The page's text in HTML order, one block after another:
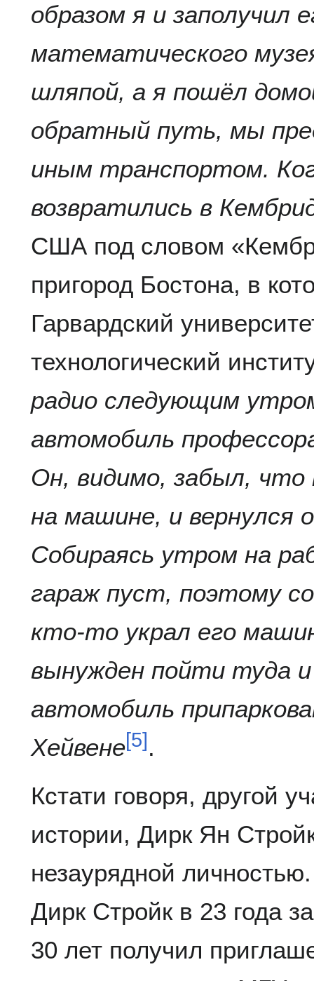
образом я и заполучил
математического
шляпой, а я пошёл
обратный путь, мы
иным транспортом.
возвратились в
США под словом
пригород Бостона, в
Гарвардский
технологический
радио следующим
автомобиль
Он, видимо, забыл, что
на машине, и вернулся
Собираясь утром на
гараж пуст, поэтому
кто-то украл его
вынужден пойти туда
автомобиль
Хейвене[5] .
Кстати говоря, другой
истории, Дирк Ян
незаурядной
Дирк Стройк в 23 года
30 лет получил